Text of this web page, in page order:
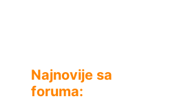
Najnovije sa
foruma: